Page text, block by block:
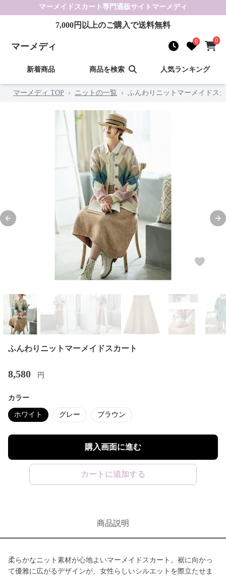
マーメイドスカート 専門通販サイト マーメディ
7,000円以上のご購入で送料無料
マーメディ 0 0
新着商品 商品を検索 人気ランキング
マーメディ TOP › ニットの一覧 › ふんわりニットマーメイドス
Previous slide
ふんわりニットマーメイドスカート
8,580 円
カラー
ホワイト グレー ブラウン
購入画面に進む
カートに追加する
商品説明
柔らかなニット素材が心地よいマーメイドスカート。裾に向かっ
て優雅に広がるデザインが、女性らしいシルエットを際立たせま